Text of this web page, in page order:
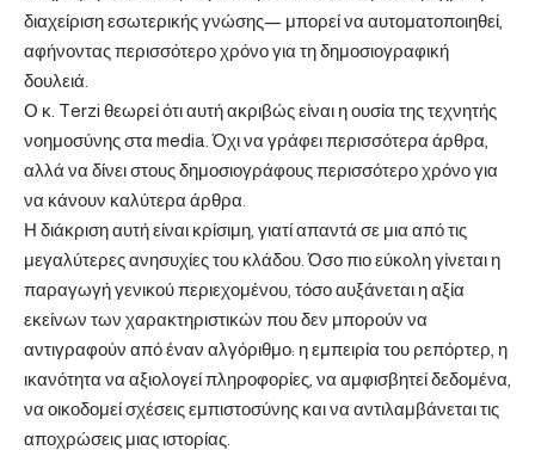
διαχείριση εσωτερικής γνώσης— μπορεί να αυτοματοποιηθεί,
αφήνοντας περισσότερο χρόνο για τη δημοσιογραφική
δουλειά.
Ο κ. Terzi θεωρεί ότι αυτή ακριβώς είναι η ουσία της τεχνητής
νοημοσύνης στα media. Όχι να γράφει περισσότερα άρθρα,
αλλά να δίνει στους δημοσιογράφους περισσότερο χρόνο για
να κάνουν καλύτερα άρθρα.
Η διάκριση αυτή είναι κρίσιμη, γιατί απαντά σε μια από τις
μεγαλύτερες ανησυχίες του κλάδου. Όσο πιο εύκολη γίνεται η
παραγωγή γενικού περιεχομένου, τόσο αυξάνεται η αξία
εκείνων των χαρακτηριστικών που δεν μπορούν να
αντιγραφούν από έναν αλγόριθμο: η εμπειρία του ρεπόρτερ, η
ικανότητα να αξιολογεί πληροφορίες, να αμφισβητεί δεδομένα,
να οικοδομεί σχέσεις εμπιστοσύνης και να αντιλαμβάνεται τις
αποχρώσεις μιας ιστορίας.